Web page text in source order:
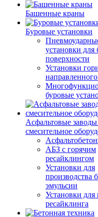
Башенные краны
Буровые установки
установки для
поверхности
Установки
буровые
Асфальтовые
смесительное
АБЗ с горячим
ресайклингом
Установки для
производства
эмульсии
Установки для
ресайклинга